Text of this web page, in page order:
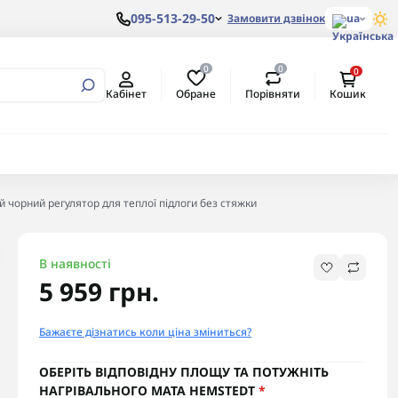
095-513-29-50 Замовити дзвінок ua
Кабінет
0
Обране
0
Порівняти
0
Кошик
регулятор для теплої підлоги без стяжки
В наявності
5 959 грн.
Бажаєте дізнатись коли ціна зміниться?
ОБЕРІТЬ ВІДПОВІДНУ ПЛОЩУ ТА ПОТУЖНІТЬ
НАГРІВАЛЬНОГО МАТА HEMSTEDT *